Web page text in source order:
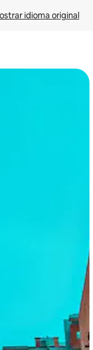
idioma original
tocando e deslizando